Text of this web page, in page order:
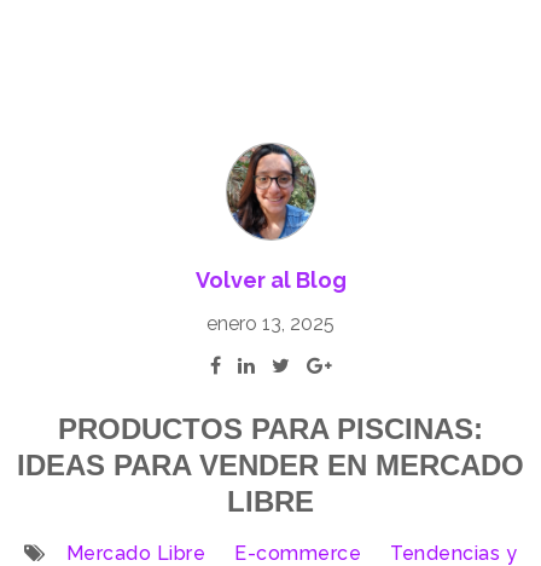
Volver al Blog
enero 13, 2025
PRODUCTOS PARA PISCINAS:
IDEAS PARA VENDER EN MERCADO
LIBRE
Mercado Libre E-commerce
Tendencias y